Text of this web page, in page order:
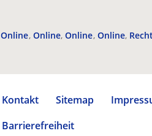
Online Online Online Online
Kontakt Sitemap
Barrierefreiheit